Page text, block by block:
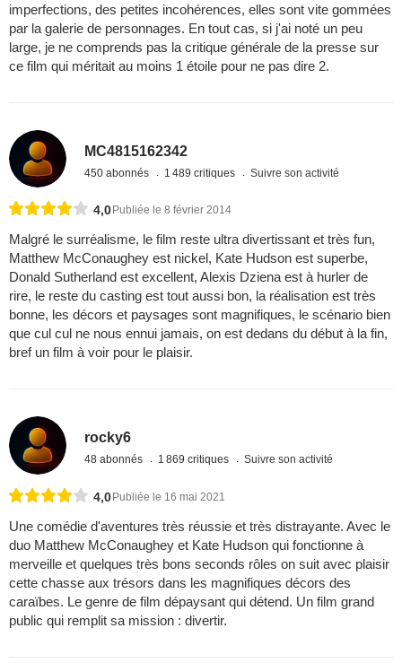
imperfections, des petites incohérences, elles sont vite gommées
par la galerie de personnages. En tout cas, si j'ai noté un peu
large, je ne comprends pas la critique générale de la presse sur
ce film qui méritait au moins 1 étoile pour ne pas dire 2.
MC4815162342
450 abonnés 1 489 critiques Suivre son activité
4,0 Publiée le 8 février 2014
Malgré le surréalisme, le film reste ultra divertissant et très fun,
Matthew McConaughey est nickel, Kate Hudson est superbe,
Donald Sutherland est excellent, Alexis Dziena est à hurler de
rire, le reste du casting est tout aussi bon, la réalisation est très
bonne, les décors et paysages sont magnifiques, le scénario bien
que cul cul ne nous ennui jamais, on est dedans du début à la fin,
bref un film à voir pour le plaisir.
rocky6
48 abonnés 1 869 critiques Suivre son activité
4,0Publiée le 16 mai 2021
Une comédie d'aventures très réussie et très distrayante. Avec le
duo Matthew McConaughey et Kate Hudson qui fonctionne à
merveille et quelques très bons seconds rôles on suit avec plaisir
cette chasse aux trésors dans les magnifiques décors des
caraïbes. Le genre de film dépaysant qui détend. Un film grand
public qui remplit sa mission : divertir.